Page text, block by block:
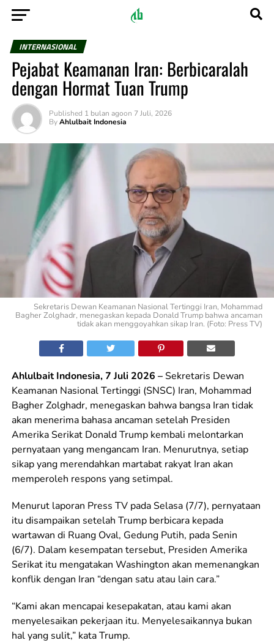
INTERNASIONAL
Pejabat Keamanan Iran: Berbicaralah
dengan Hormat Tuan Trump
Published 1 bulan agoon 7 Juli, 2026
By Ahlulbait Indonesia
Sekretaris Dewan Keamanan Nasional Tertinggi Iran, Mohammad
Bagher Zolghadr, menegaskan kepada Donald Trump bahwa ancaman
tidak akan menggoyahkan sikap Iran. (Foto: Press TV)
Ahlulbait Indonesia, 7 Juli 2026 –Sekretaris Dewan
Keamanan Nasional Tertinggi (SNSC) Iran, Mohammad
Bagher Zolghadr, menegaskan bahwa bangsa Iran tidak
akan menerima bahasa ancaman setelah Presiden
Amerika Serikat Donald Trump kembali melontarkan
pernyataan yang mengancam Iran. Menurutnya, setiap
sikap yang merendahkan martabat rakyat Iran akan
memperoleh respons yang setimpal.
Menurut laporan Press TV pada Selasa (7/7), pernyataan
itu disampaikan setelah Trump berbicara kepada
wartawan di Ruang Oval, Gedung Putih, pada Senin
(6/7). Dalam kesempatan tersebut, Presiden Amerika
Serikat itu mengatakan Washington akan memenangkan
konflik dengan Iran “dengan satu atau lain cara.”
“Kami akan mencapai kesepakatan, atau kami akan
menyelesaikan pekerjaan itu. Menyelesaikannya bukan
hal yang sulit,” kata Trump.